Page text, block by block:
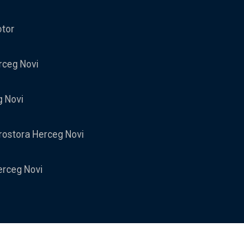
Novi
Novi
Herceg Novi
Novi